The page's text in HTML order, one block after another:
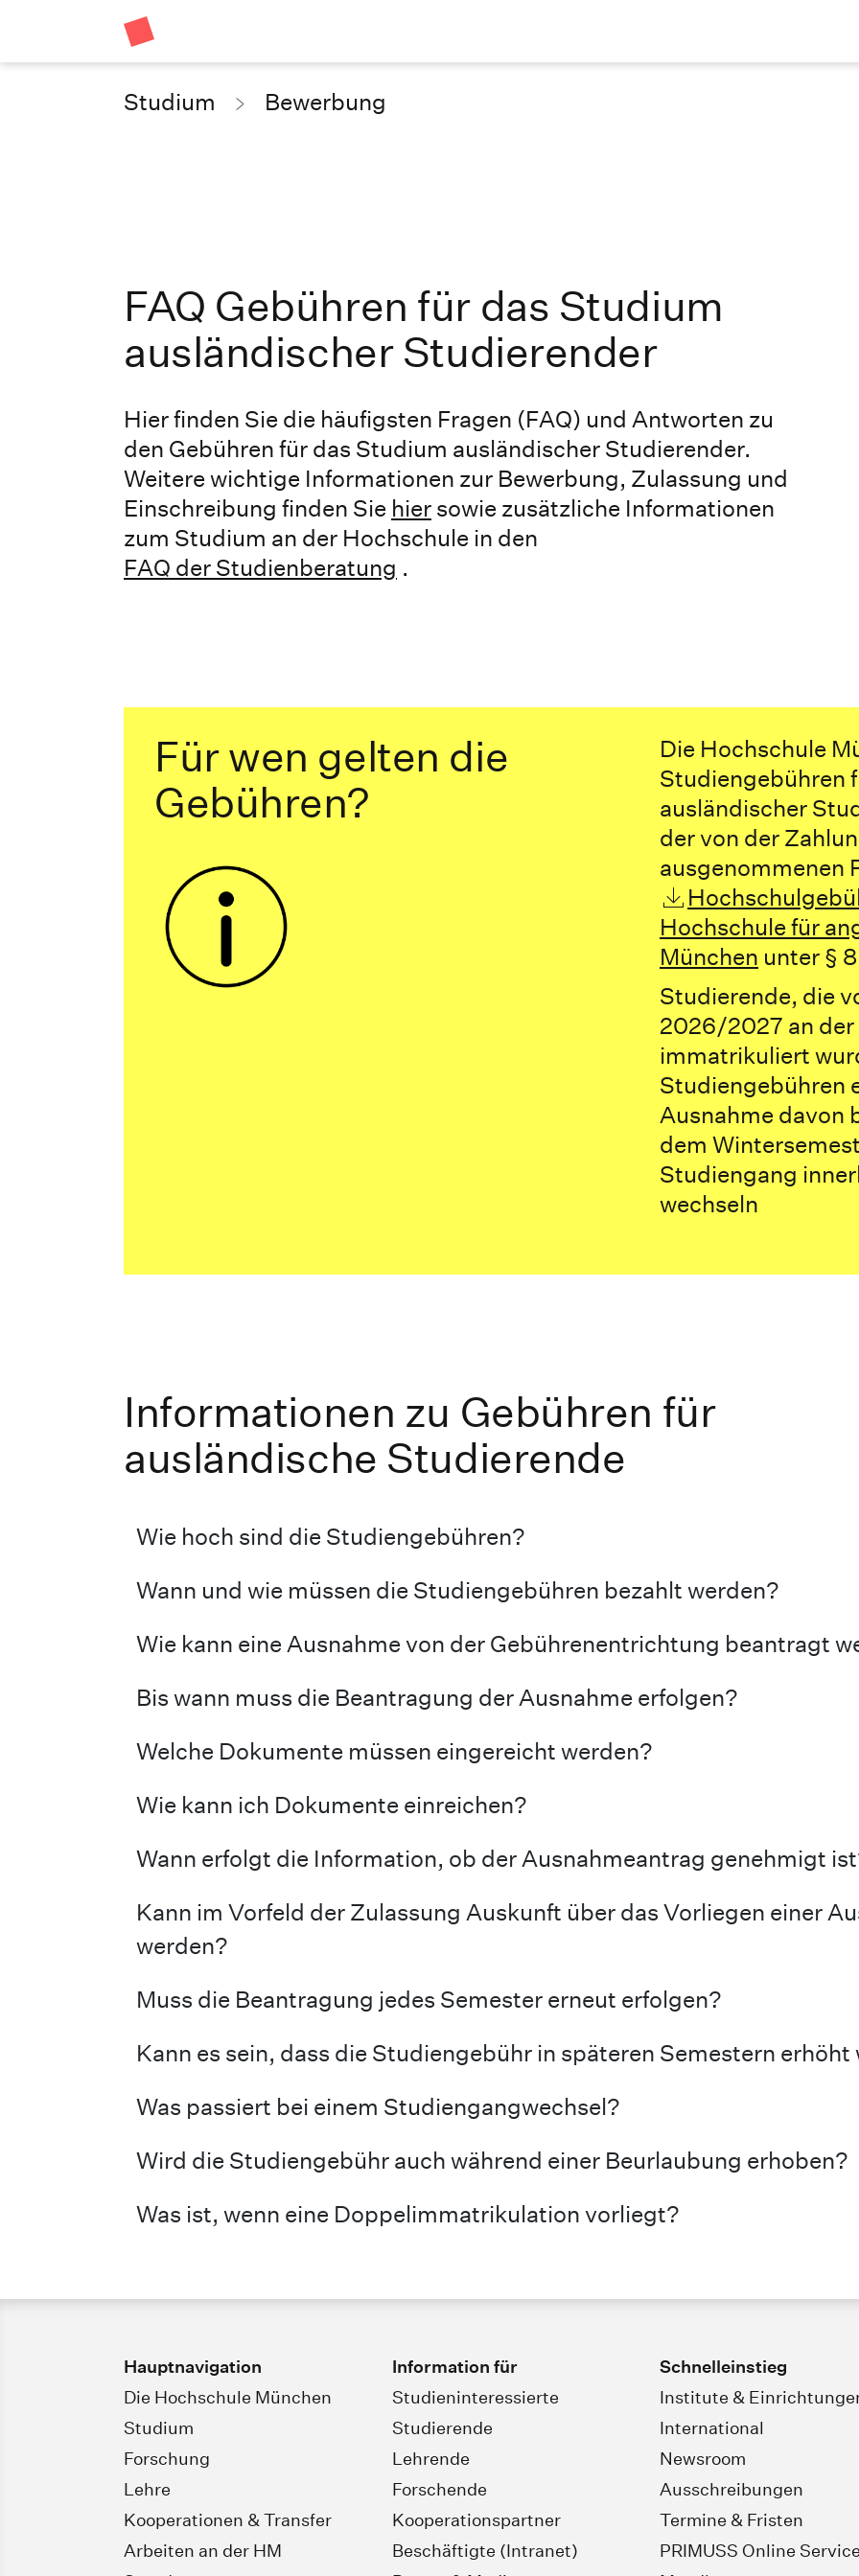
Studium Bewerbung
FAQ Gebühren für das Studium
ausländischer Studierender
Hier finden Sie die häufigsten Fragen (FAQ) und Antworten zu
den Gebühren für das Studium ausländischer Studierender.
Weitere wichtige Informationen zur Bewerbung, Zulassung und
Einschreibung finden Sie hier sowie zusätzliche Informationen
zum Studium an der Hochschule in den
FAQ der Studienberatung .
Für wen gelten die
Gebühren?
Die Hochschule
Studiengebühren
ausländischer
der von der
ausgenommenen
Hochschule für
München unter §
Studierende, die
2026/2027 an der
immatrikuliert
Studiengebühren
Ausnahme davon
dem
Studiengang
wechseln
Informationen zu Gebühren für
ausländische Studierende
Wie hoch sind die Studiengebühren?
Wann und wie müssen die Studiengebühren bezahlt werden?
Wie kann eine Ausnahme von der Gebührenentrichtung beantragt
Bis wann muss die Beantragung der Ausnahme erfolgen?
Welche Dokumente müssen eingereicht werden?
Wie kann ich Dokumente einreichen?
Wann erfolgt die Information, ob der Ausnahmeantrag genehmigt
Kann im Vorfeld der Zulassung Auskunft über das Vorliegen einer
werden?
Muss die Beantragung jedes Semester erneut erfolgen?
Kann es sein, dass die Studiengebühr in späteren Semestern erhöht
Was passiert bei einem Studiengangwechsel?
Wird die Studiengebühr auch während einer Beurlaubung erhoben?
Was ist, wenn eine Doppelimmatrikulation vorliegt?
Hauptnavigation
Die Hochschule München
Studium
Forschung
Lehre
Kooperationen & Transfer
Arbeiten an der HM
Information für
Studieninteressierte
Studierende
Lehrende
Forschende
Kooperationspartner
Beschäftigte (Intranet)
Schnelleinstieg
Institute &
International
Newsroom
Ausschreibungen
Termine & Fristen
PRIMUSS Online